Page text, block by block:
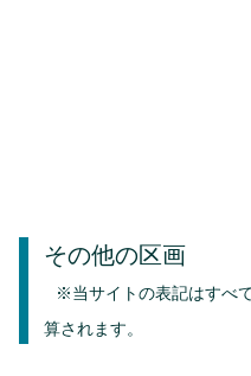
その他の区画
※当サイトの表記はすべ
算されます。